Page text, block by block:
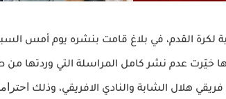
لكرة القدم، في بلاغ قامت بنشره يوم أمس
خيّرت عدم نشر كامل المراسلة التي وردتها من
هلال الشابة والنادي الافريقي، وذلك